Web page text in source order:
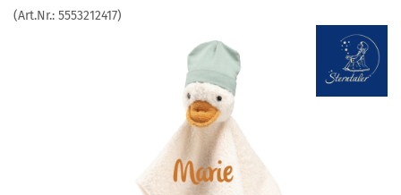
(Art.Nr.: 5553212417)